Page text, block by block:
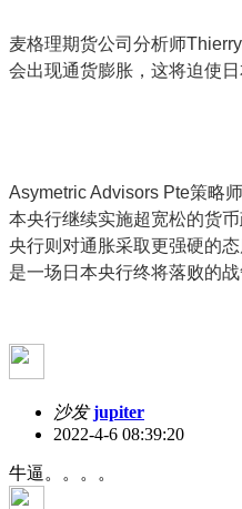
麦格理期货公司分析师
会出现通货膨胀，这将迫使
Asymetric Advisors Pte策略
本央行继续实施超宽松的货
央行则对通胀采取更强硬的
是一场日本央行终将落败的战
沙发 jupiter
2022-4-6 08:39:20
牛逼。。。。